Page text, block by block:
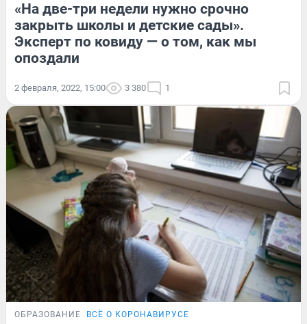
«На две-три недели нужно срочно
закрыть школы и детские сады».
Эксперт по ковиду — о том, как мы
опоздали
2 февраля, 2022, 15:00 3 380 1
ОБРАЗОВАНИЕ ВСЁ О КОРОНАВИРУСЕ